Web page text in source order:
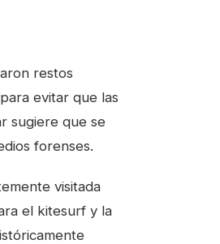
restos
evitar que las
sugiere que se
forenses.
visitada
el kitesurf y la